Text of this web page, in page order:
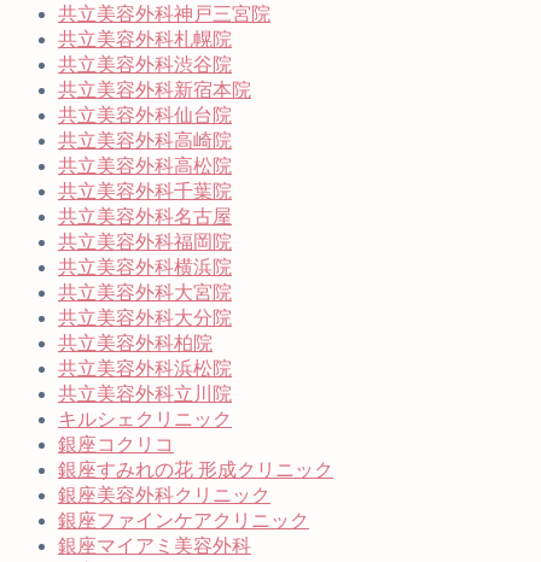
共立美容外科神戸三宮院
共立美容外科札幌院
共立美容外科渋谷院
共立美容外科新宿本院
共立美容外科仙台院
共立美容外科高崎院
共立美容外科高松院
共立美容外科千葉院
共立美容外科名古屋
共立美容外科福岡院
共立美容外科横浜院
共立美容外科大宮院
共立美容外科大分院
共立美容外科柏院
共立美容外科浜松院
共立美容外科立川院
キルシェクリニック
銀座コクリコ
銀座すみれの花 形成クリニック
銀座美容外科クリニック
銀座ファインケアクリニック
銀座マイアミ美容外科